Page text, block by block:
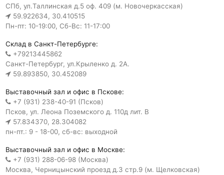
СПб, ул.Таллинская д.5 оф. 409 (м. Новочеркасская)
59.922634, 30.410515
Пн-пт: 10-19:00, Сб-Вс: 11-17:00
Склад в Санкт-Петербурге:
+79213445862
Санкт-Петербург, ул.Крыленко д. 2А.
59.893850, 30.452089
Выставочный зал и офис в Пскове:
+7 (931) 238-40-91 (Псков)
Псков, ул. Леона Поземского д. 110д лит. В
57.834370, 28.304082
пн-пт.: 9 - 18-00, сб-вс: выходной
Выставочный зал и офис в Москве:
+7 (931) 288-06-98 (Москва)
Москва, Черницынский проезд д.3 стр.9 (м. Щелковская)